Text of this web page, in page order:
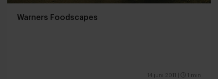
Warners Foodscapes
14 juni 2011 1 min